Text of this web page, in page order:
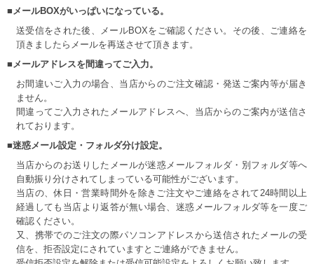
■メールBOXがいっぱいになっている。
送受信をされた後、メールBOXをご確認ください。その後、ご連絡を
頂きましたらメールを再送させて頂きます。
■メールアドレスを間違ってご入力。
お間違いご入力の場合、当店からのご注文確認・発送ご案内等が届き
ません。
間違ってご入力されたメールアドレスへ、当店からのご案内が送信さ
れております。
■迷惑メール設定・フォルダ分け設定。
当店からのお送りしたメールが迷惑メールフォルダ・別フォルダ等へ
自動振り分けされてしまっている可能性がございます。
当店の、休日・営業時間外を除きご注文やご連絡をされて24時間以上
経過しても当店より返答が無い場合、迷惑メールフォルダ等を一度ご
確認ください。
又、携帯でのご注文の際パソコンアドレスから送信されたメールの受
信を、拒否設定にされていますとご連絡ができません。